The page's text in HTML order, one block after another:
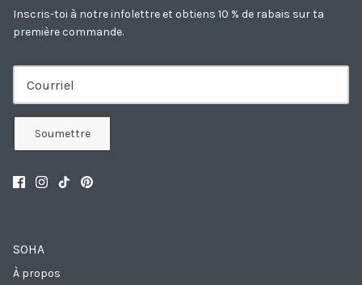
Inscris-toi à notre infolettre et obtiens 10 % de rabais sur ta
première commande.
Soumettre
SOHA
À propos